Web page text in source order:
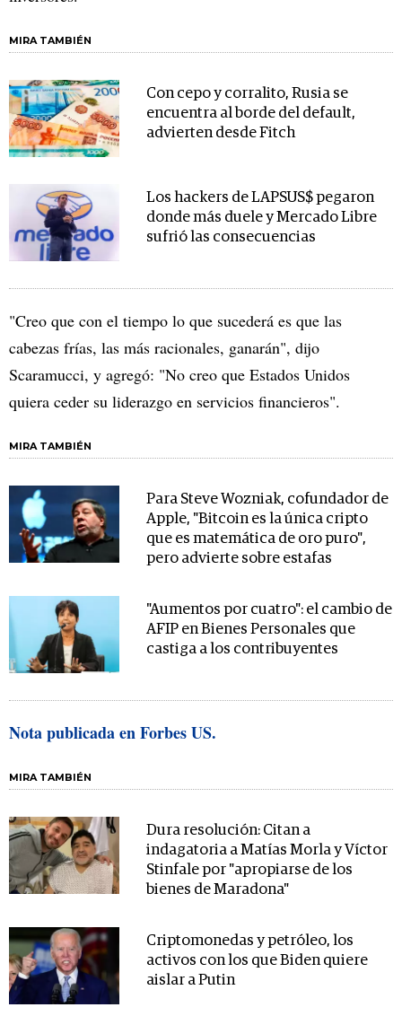
MIRA TAMBIÉN
Con cepo y corralito, Rusia se
encuentra al borde del default,
advierten desde Fitch
Los hackers de LAPSUS$ pegaron
donde más duele y Mercado Libre
sufrió las consecuencias
"Creo que con el tiempo lo que sucederá es que las
cabezas frías, las más racionales, ganarán", dijo
Scaramucci, y agregó: "No creo que Estados Unidos
quiera ceder su liderazgo en servicios financieros".
MIRA TAMBIÉN
Para Steve Wozniak, cofundador de
Apple, "Bitcoin es la única cripto
que es matemática de oro puro",
pero advierte sobre estafas
"Aumentos por cuatro": el cambio de
AFIP en Bienes Personales que
castiga a los contribuyentes
Nota publicada en Forbes US.
MIRA TAMBIÉN
Dura resolución: Citan a
indagatoria a Matías Morla y Víctor
Stinfale por "apropiarse de los
bienes de Maradona"
Criptomonedas y petróleo, los
activos con los que Biden quiere
aislar a Putin